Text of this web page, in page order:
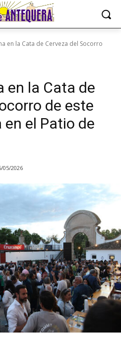
en la Cata de Cerveza del Socorro
en la Cata de
de este
el Patio de
05/2026